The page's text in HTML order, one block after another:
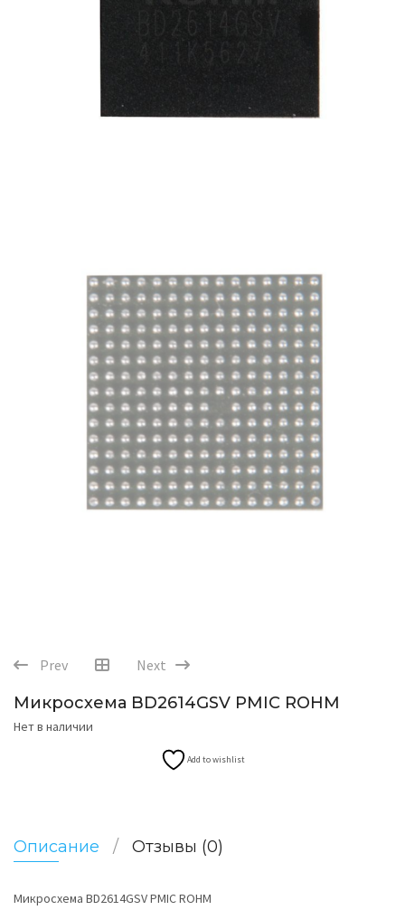
Prev Next
Микросхема BD2614GSV PMIC ROHM
Нет в наличии
Add to wishlist
Описание Отзывы (0)
Микросхема BD2614GSV PMIC ROHM